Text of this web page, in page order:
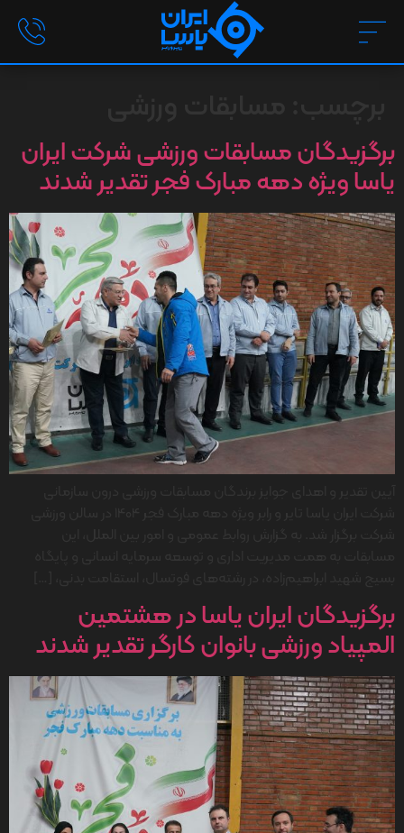
برگزیدگان مسابقات ورزشی شرکت ایران
یاسا ویژه دهه مبارک فجر تقدیر شدند
برگزیدگان ایران یاسا در هشتمین
المپیاد ورزشی بانوان کارگر تقدیر شدند